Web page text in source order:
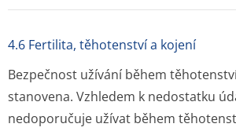
4.6 Fertilita, těhotenství a kojení
Bezpečnost užívání během
stanovena. Vzhledem k nedostatku
nedoporučuje užívat během